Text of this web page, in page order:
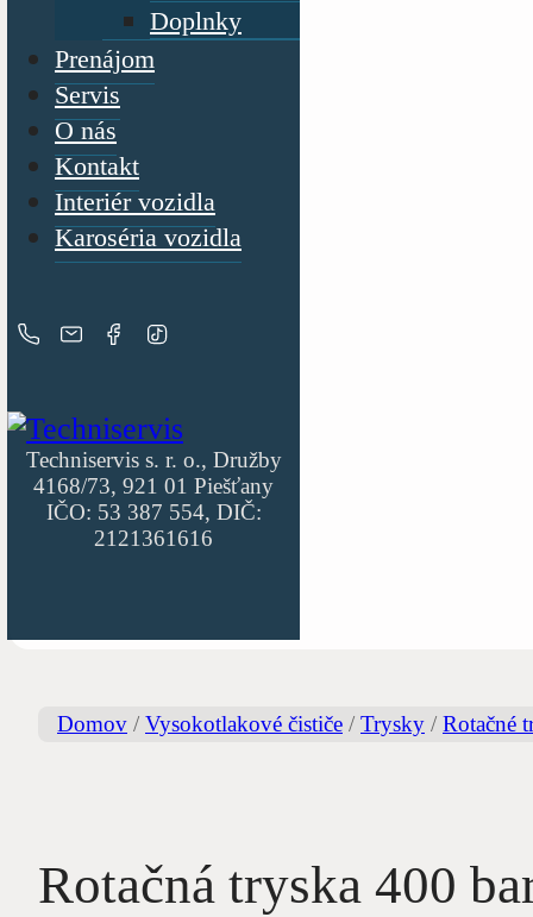
Doplnky
Prenájom
Servis
O nás
Kontakt
Interiér vozidla
Karoséria vozidla
Techniservis s. r. o., Družby
4168/73, 921 01 Piešťany
IČO: 53 387 554, DIČ:
2121361616
Domov / Vysokotlakové čističe / Trysky / Rotačné
Rotačná tryska 400